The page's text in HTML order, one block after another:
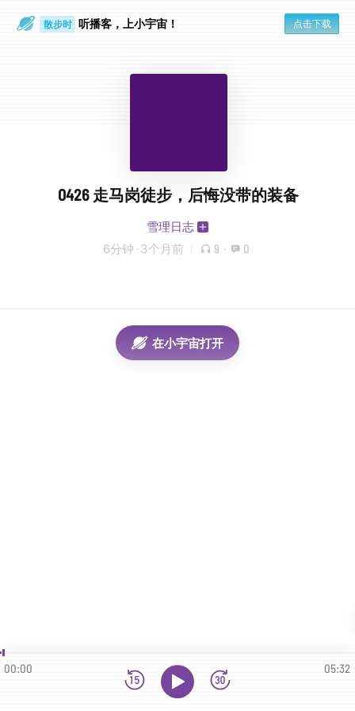
散步时 听播客，上小宇宙！ 点击下载
0426 走马岗徒步，后悔没带的装备
雪理日志
6分钟 · 3个月前 9 · 0
在小宇宙打开
00:00 05:32